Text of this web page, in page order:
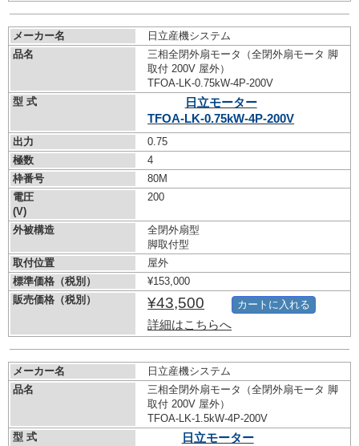
メーカー名
日立産機システム
品名
三相全閉外扇モータ（全閉外扇モータ 脚
取付 200V 屋外）
TFOA-LK-0.75kW-4P-200V
型 式
日立モーター
TFOA-LK-0.75kW-4P-200V
出力
0.75
極数
4
枠番号
80M
電圧
(V)
200
外被構造
全閉外扇型
脚取付型
取付位置
屋外
標準価格（税別）
¥153,000
販売価格（税別）
¥43,500
詳細はこちらへ
カートに入れる
メーカー名
日立産機システム
品名
三相全閉外扇モータ（全閉外扇モータ 脚
取付 200V 屋外）
TFOA-LK-1.5kW-4P-200V
型 式
日立モーター